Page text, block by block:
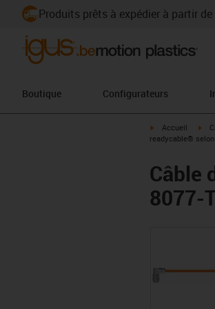
Produits prêts à expédier à partir de
Boutique Configurateurs
igus-icon-arrow-
Accueil
readycable® selon
Câble
8077-